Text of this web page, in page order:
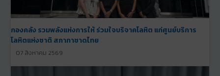
กองคลัง รวมพลังแห่งการให้ ร่วมใจบริจาคโลหิต แก่ศูนย์บริการ
โลหิตแห่งชาติ สภากาชาดไทย
07 สิงหาคม 2569